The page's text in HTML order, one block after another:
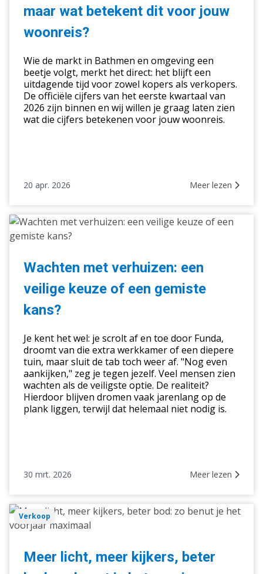
maar
betekent
voor
jouw
woonreis?
maar wat betekent dit voor jouw
woonreis?
Wie de markt in Bathmen en omgeving een
beetje volgt, merkt het direct: het blijft een
uitdagende tijd voor zowel kopers als verkopers.
De officiële cijfers van het eerste kwartaal van
2026 zijn binnen en wij willen je graag laten zien
wat die cijfers betekenen voor jouw woonreis.
20 apr. 2026 Meer lezen
Wachten
met
een
keuze
gemiste
kans?
Wachten met verhuizen: een
veilige keuze of een gemiste
kans?
Je kent het wel: je scrolt af en toe door Funda,
droomt van die extra werkkamer of een diepere
tuin, maar sluit de tab toch weer af. "Nog even
aankijken," zeg je tegen jezelf. Veel mensen zien
wachten als de veiligste optie. De realiteit?
Hierdoor blijven dromen vaak jarenlang op de
plank liggen, terwijl dat helemaal niet nodig is.
30 mrt. 2026 Meer lezen
Meer
licht,
kijkers,
Verkoop
Meer licht, meer kijkers, beter